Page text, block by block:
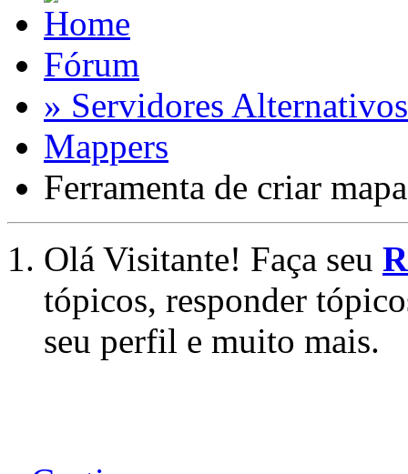
Fórum
» Servidores
Mappers
Ferramenta de criar
Olá Visitante! Faça seu
tópicos, responder
seu perfil e muito mais.